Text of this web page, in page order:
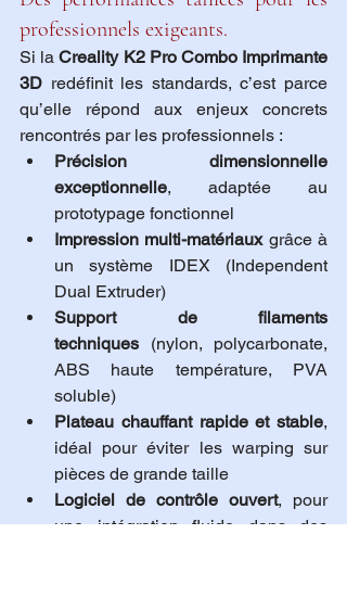
professionnels exigeants.
Si la Creality K2 Pro Combo Imprimante
3D redéfinit les standards, c’est parce
qu’elle répond aux enjeux concrets
rencontrés par les professionnels :
Précision dimensionnelle
exceptionnelle, adaptée au
prototypage fonctionnel
Impression multi-matériaux grâce à
un système IDEX (Independent
Dual Extruder)
Support de filaments
techniques (nylon, polycarbonate,
ABS haute température, PVA
soluble)
Plateau chauffant rapide et stable,
idéal pour éviter les warping sur
pièces de grande taille
Logiciel de contrôle ouvert, pour
une intégration fluide dans des